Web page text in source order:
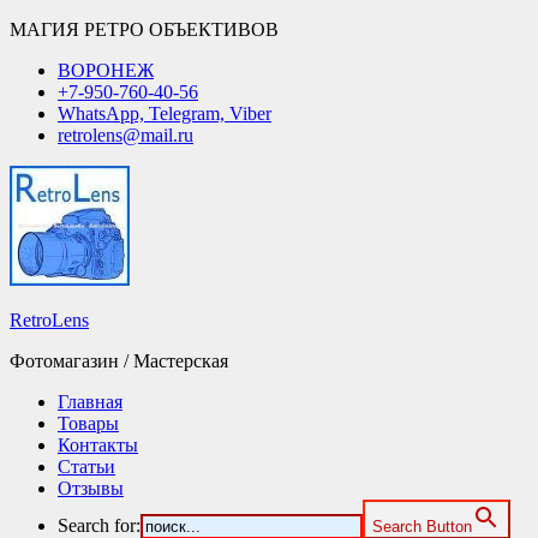
МАГИЯ РЕТРО ОБЪЕКТИВОВ
ВОРОНЕЖ
+7-950-760-40-56
WhatsApp, Telegram, Viber
retrolens@mail.ru
RetroLens
Фотомагазин / Мастерская
Главная
Товары
Контакты
Статьи
Отзывы
Search for:
Search Button